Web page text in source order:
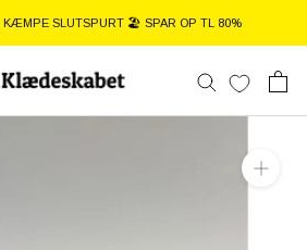
KÆMPE SLUTSPURT 🏖️ SPAR OP TL 80%